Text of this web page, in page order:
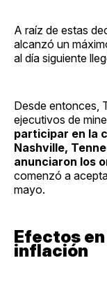
A raíz de estas
alcanzó un
al día siguiente
Desde entonces,
ejecutivos de
participar en la
Nashville,
anunciaron los
comenzó a
mayo.
Efectos
inflación